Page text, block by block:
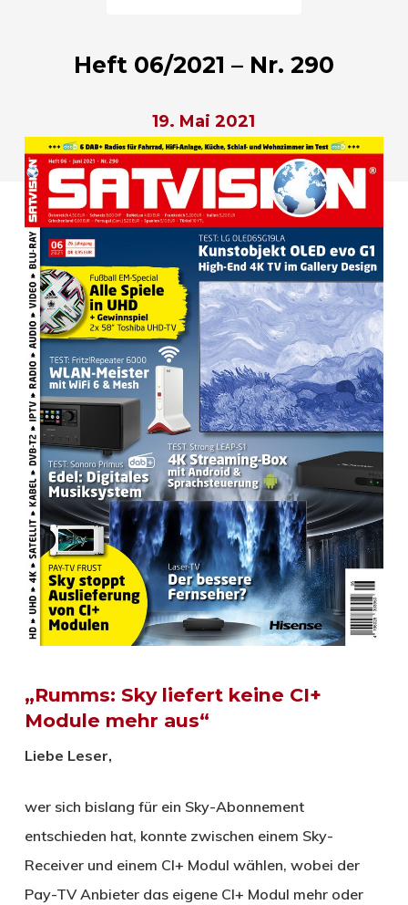
Heft 06/2021 – Nr. 290
19. Mai 2021
„Rumms: Sky liefert keine CI+
Module mehr aus“
Liebe Leser,
wer sich bislang für ein Sky-Abonnement
entschieden hat, konnte zwischen einem Sky-
Receiver und einem CI+ Modul wählen, wobei der
Pay-TV Anbieter das eigene CI+ Modul mehr oder